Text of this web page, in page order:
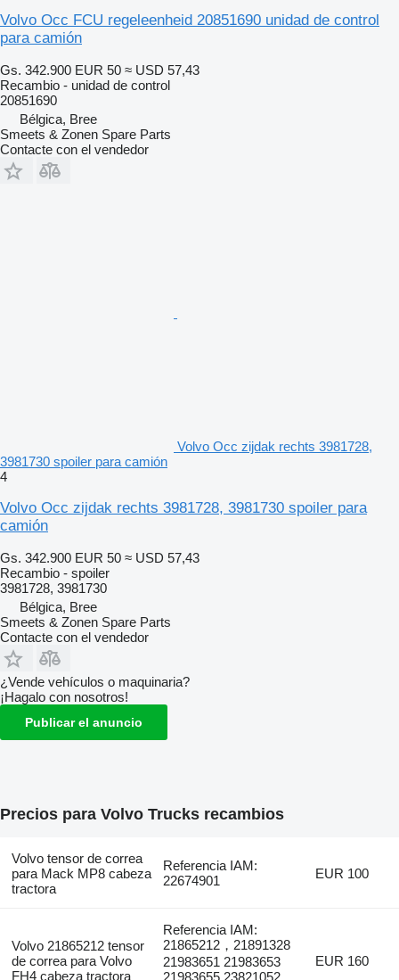
Volvo Occ FCU regeleenheid 20851690 unidad de control
para camión
Gs. 342.900 EUR 50 ≈ USD 57,43
Recambio - unidad de control
20851690
Bélgica, Bree
Smeets & Zonen Spare Parts
Contacte con el vendedor
Volvo Occ zijdak rechts 3981728,
3981730 spoiler para camión
4
Volvo Occ zijdak rechts 3981728, 3981730 spoiler para
camión
Gs. 342.900 EUR 50 ≈ USD 57,43
Recambio - spoiler
3981728, 3981730
Bélgica, Bree
Smeets & Zonen Spare Parts
Contacte con el vendedor
¿Vende vehículos o maquinaria?
¡Hagalo con nosotros!
Publicar el anuncio
Precios para Volvo Trucks recambios
Volvo tensor de correa
para Mack MP8 cabeza
tractora
Referencia IAM:
22674901
EUR 100
Volvo 21865212 tensor
de correa para Volvo
FH4 cabeza tractora
Referencia IAM:
21865212，21891328
21983651 21983653
21983655 23821052
EUR 160